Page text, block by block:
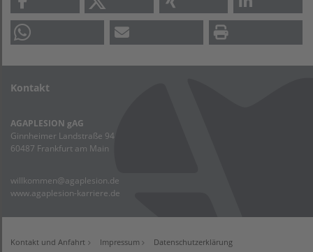
Kontakt
AGAPLESION gAG
Ginnheimer Landstraße 94
60487 Frankfurt am Main
willkommen@agaplesion.de
www.agaplesion-karriere.de
Kontakt und Anfahrt Impressum
Datenschutzerklärung